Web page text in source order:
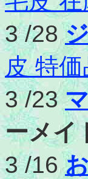
3 /28
皮 特
3 /23
ーメイ
3 /16